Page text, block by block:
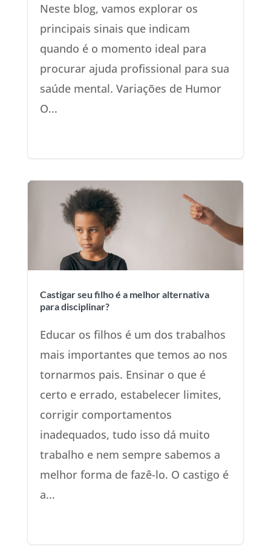
Neste blog, vamos explorar os
principais sinais que indicam
quando é o momento ideal para
procurar ajuda profissional para sua
saúde mental. Variações de Humor
O...
Castigar seu filho é a melhor alternativa
para disciplinar?
Educar os filhos é um dos trabalhos
mais importantes que temos ao nos
tornarmos pais. Ensinar o que é
certo e errado, estabelecer limites,
corrigir comportamentos
inadequados, tudo isso dá muito
trabalho e nem sempre sabemos a
melhor forma de fazê-lo. O castigo é
a...